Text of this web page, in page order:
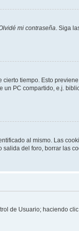
mi contraseña. Siga
tiempo. Esto
PC compartido, e.j.
al mismo. Las
del foro, borrar las
de Usuario; haciendo